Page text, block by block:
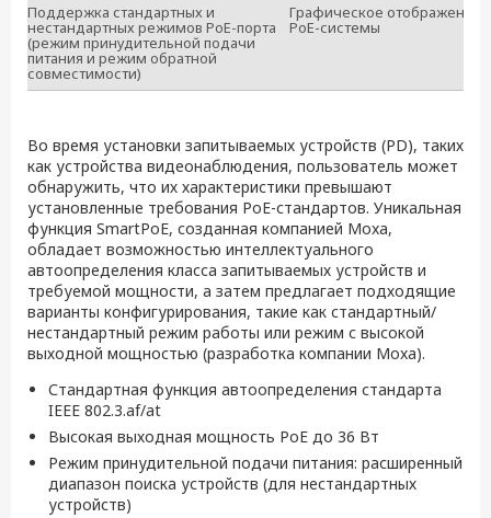
Поддержка стандартных и
нестандартных режимов PoE-порта
(режим принудительной подачи
питания и режим обратной
совместимости)
Графическое отображение
PoE-системы
Во время установки запитываемых устройств (PD), таких
как устройства видеонаблюдения, пользователь может
обнаружить, что их характеристики превышают
установленные требования PoE-стандартов. Уникальная
функция SmartPoE, созданная компанией Moxa,
обладает возможностью интеллектуального
автоопределения класса запитываемых устройств и
требуемой мощности, а затем предлагает подходящие
варианты конфигурирования, такие как стандартный/
нестандартный режим работы или режим с высокой
выходной мощностью (разработка компании Moxa).
Стандартная функция автоопределения стандарта
IEEE 802.3.af/at
Высокая выходная мощность PoE до 36 Вт
Режим принудительной подачи питания: расширенный
диапазон поиска устройств (для нестандартных
устройств)